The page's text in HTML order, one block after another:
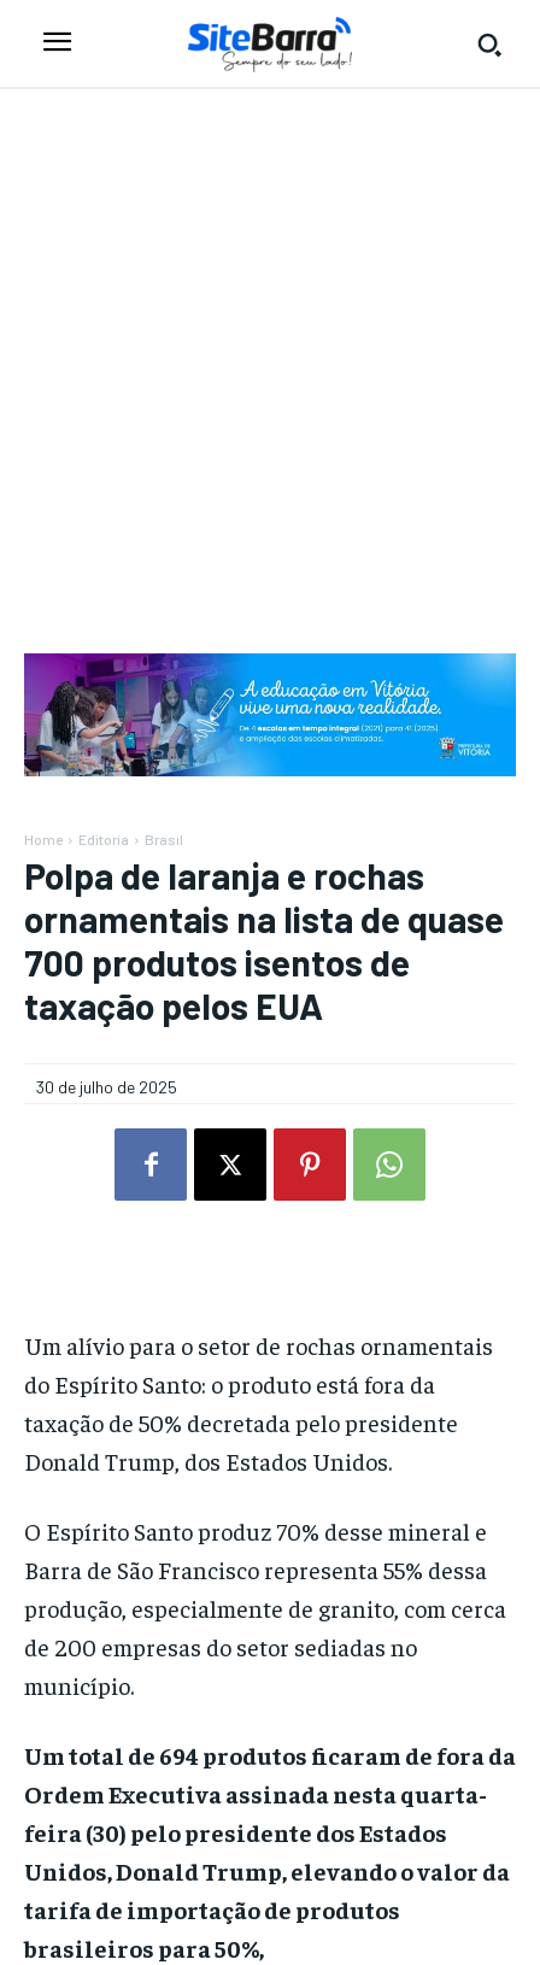
Home Editoria Brasil
Polpa de laranja e rochas
ornamentais na lista de quase
700 produtos isentos de
taxação pelos EUA
30 de julho de 2025
Um alívio para o setor de rochas ornamentais
do Espírito Santo: o produto está fora da
taxação de 50% decretada pelo presidente
Donald Trump, dos Estados Unidos.
O Espírito Santo produz 70% desse mineral e
Barra de São Francisco representa 55% dessa
produção, especialmente de granito, com cerca
de 200 empresas do setor sediadas no
município.
Um total de 694 produtos ficaram de fora da
Ordem Executiva assinada nesta quarta-
feira (30) pelo presidente dos Estados
Unidos, Donald Trump, elevando o valor da
tarifa de importação de produtos
brasileiros para 50%,